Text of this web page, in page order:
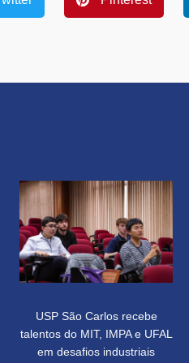
USP São Carlos recebe
talentos do MIT, IMPA e UFAL
em desafios industriais